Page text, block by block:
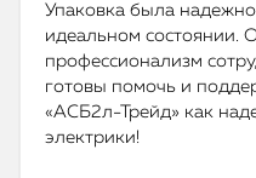
Упаковка была
идеальном состоянии.
профессионализм
готовы помочь и
«АСБ2л-Трейд» как
электрики!